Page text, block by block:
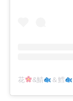
花 &鯖 ＆鱈